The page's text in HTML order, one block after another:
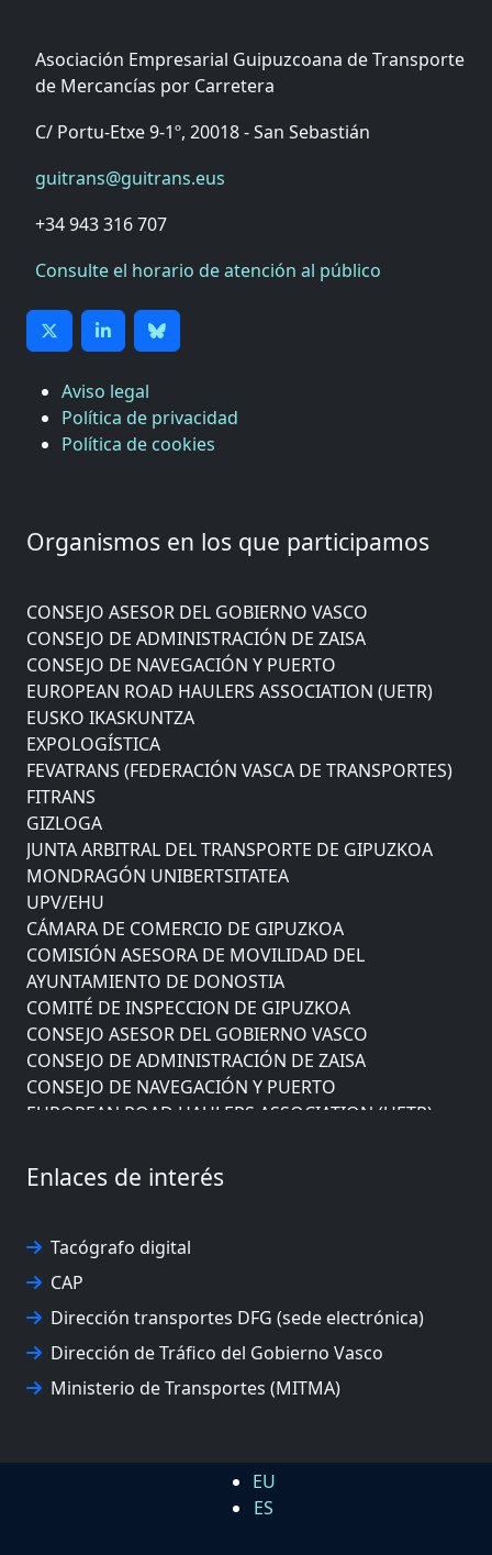
Asociación Empresarial Guipuzcoana de Transporte
de Mercancías por Carretera
C/ Portu-Etxe 9-1º, 20018 - San Sebastián
guitrans@guitrans.eus
+34 943 316 707
Consulte el horario de atención al público
Aviso legal
Política de privacidad
Política de cookies
Organismos en los que participamos
COMISIÓN ASESORA DE MOVILIDAD DEL
AYUNTAMIENTO DE DONOSTIA
CONSEJO ASESOR DEL GOBIERNO VASCO
CONSEJO DE ADMINISTRACIÓN DE ZAISA
CONSEJO DE NAVEGACIÓN Y PUERTO
EUROPEAN ROAD HAULERS ASSOCIATION (UETR)
EUSKO IKASKUNTZA
EXPOLOGÍSTICA
FEVATRANS (FEDERACIÓN VASCA DE TRANSPORTES)
FITRANS
GIZLOGA
JUNTA ARBITRAL DEL TRANSPORTE DE GIPUZKOA
MONDRAGÓN UNIBERTSITATEA
UPV/EHU
CÁMARA DE COMERCIO DE GIPUZKOA
COMISIÓN ASESORA DE MOVILIDAD DEL
AYUNTAMIENTO DE DONOSTIA
COMITÉ DE INSPECCION DE GIPUZKOA
CONSEJO ASESOR DEL GOBIERNO VASCO
CONSEJO DE ADMINISTRACIÓN DE ZAISA
CONSEJO DE NAVEGACIÓN Y PUERTO
EUROPEAN ROAD HAULERS ASSOCIATION (UETR)
FEVATRANS (FEDERACIÓN VASCA DE TRANSPORTES)
GIZLOGA
JUNTA ARBITRAL DEL TRANSPORTE DE GIPUZKOA
MONDRAGÓN UNIBERTSITATEA
UPV/EHU
Enlaces de interés
Tacógrafo digital
CAP
Dirección transportes DFG (sede electrónica)
Dirección de Tráfico del Gobierno Vasco
Ministerio de Transportes (MITMA)
EU
ES